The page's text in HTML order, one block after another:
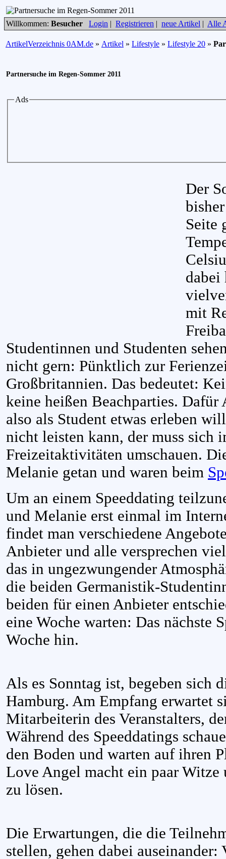
Willkommen: Besucher Login | Registrieren | neue Artikel | Alle
ArtikelVerzeichnis 0AM.de » Artikel » Lifestyle » Lifestyle 20 »
Partnersuche im Regen-Sommer 2011
Ads
Der
Seite
dabei
mit
Studentinnen und Studenten
nicht gern: Pünktlich zur
Großbritannien. Das bedeutet:
keine heißen Beachparties.
also als Student etwas erleben
nicht leisten kann, der muss sich
Freizeitaktivitäten umschauen.
Melanie getan und waren beim
Um an einem Speeddating
und Melanie erst einmal im
findet man verschiedene
Anbieter und alle versprechen
das in ungezwungender
die beiden Germanistik-
beiden für einen Anbieter
eine Woche warten: Das nächste
Woche hin.
Als es Sonntag ist, begeben sich
Hamburg. Am Empfang erwartet
Mitarbeiterin des Veranstalters,
Während des Speeddatings
den Boden und warten auf ihren
Love Angel macht ein paar Witze
zu lösen.
Die Erwartungen, die die
stellen, gehen dabei auseinander: